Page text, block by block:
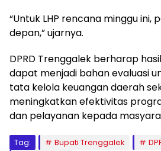
“Untuk LHP rencana minggu ini,
depan,” ujarnya.
DPRD Trenggalek berharap
dapat menjadi bahan evaluasi
tata kelola keuangan daerah
meningkatkan efektivitas
dan pelayanan kepada
Tag: Bupati Trenggalek